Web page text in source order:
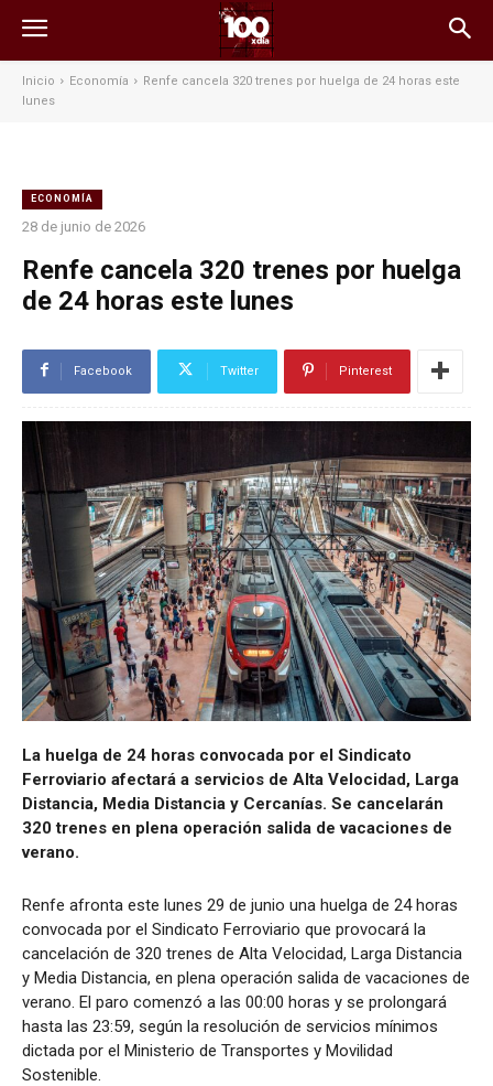
Inicio Economía
Renfe cancela 320 trenes por huelga de 24 horas este
lunes
ECONOMÍA
28 de junio de 2026
Renfe cancela 320 trenes por huelga
de 24 horas este lunes
Facebook Twitter Pinterest
La huelga de 24 horas convocada por el Sindicato
Ferroviario afectará a servicios de Alta Velocidad, Larga
Distancia, Media Distancia y Cercanías. Se cancelarán
320 trenes en plena operación salida de vacaciones de
verano.
Renfe afronta este lunes 29 de junio una huelga de 24 horas
convocada por el Sindicato Ferroviario que provocará la
cancelación de 320 trenes de Alta Velocidad, Larga Distancia
y Media Distancia, en plena operación salida de vacaciones de
verano. El paro comenzó a las 00:00 horas y se prolongará
hasta las 23:59, según la resolución de servicios mínimos
dictada por el Ministerio de Transportes y Movilidad
Sostenible.